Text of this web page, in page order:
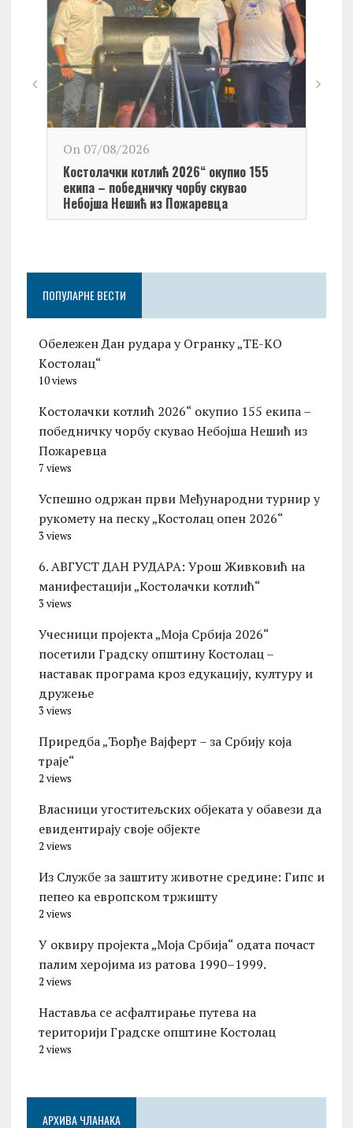
On 07/08/2026
Kостолачки котлић 2026“ окупио 155
екипа – победничку чорбу скувао
Небојша Нешић из Пожаревца
ПОПУЛАРНЕ ВЕСТИ
Обележен Дан рудара у Огранку „ТЕ-KО
Kостолац“
10 views
Kостолачки котлић 2026“ окупио 155 екипа –
победничку чорбу скувао Небојша Нешић из
Пожаревца
7 views
Успешно одржан први Међународни турнир у
рукомету на песку „Костолац опен 2026“
3 views
6. АВГУСТ ДАН РУДАРА: Урош Живковић на
манифестацији „Костолачки котлић“
3 views
Учесници пројекта „Моја Србија 2026“
посетили Градску општину Костолац –
наставак програма кроз едукацију, културу и
дружење
3 views
Приредба „Ђорђе Вајферт – за Србију која
траје“
2 views
Власници угоститељских објеката у обавези да
евидентирају своје објекте
2 views
Из Службе за заштиту животне средине: Гипс и
пепео ка европском тржишту
2 views
У оквиру пројекта „Моја Србија“ одата почаст
палим херојима из ратова 1990–1999.
2 views
Наставља се асфалтирање путева на
територији Градске општине Костолац
2 views
АРХИВА ЧЛАНАКА